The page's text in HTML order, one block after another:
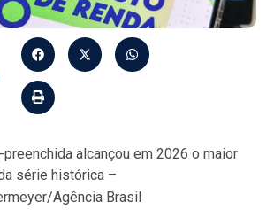
alcançou em 2026 o maior
série histórica –
Agência Brasil